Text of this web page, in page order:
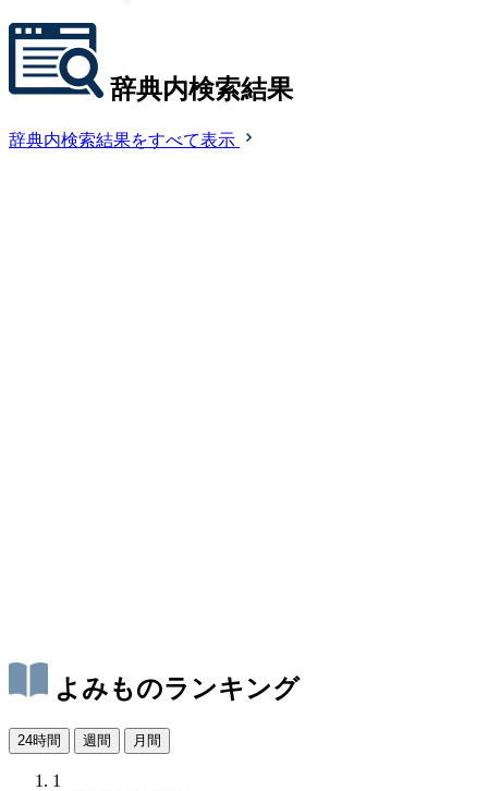
辞典内検索結果
辞典内検索結果をすべて表示
よみものランキング
24時間 週間 月間
1